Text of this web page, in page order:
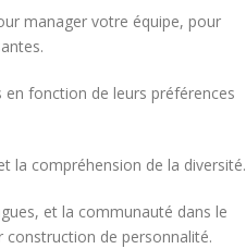
manager votre équipe, pour
fonction de leurs préférences
la compréhension de la diversité.
et la communauté dans le
de personnalité.